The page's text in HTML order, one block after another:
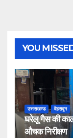
YOU
उत्तराखण्ड देहरादून
घरेलू गैस की
औचक निरीक्षण